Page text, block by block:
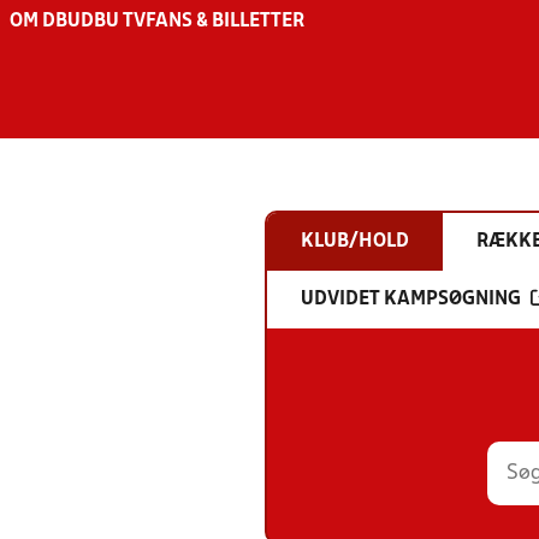
OM DBU DBU TV FANS & BILLETTER
KLUB/HOLD
UDVIDET KAMPSØGNING